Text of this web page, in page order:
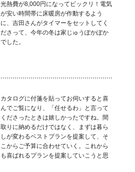
光熱費が8,000円になってビックリ！電気
が安い時間帯に床暖房が作動するよう
に、吉田さんがタイマーをセットしてく
ださって、今年の冬は家じゅうぽかぽか
でした。
カタログに付箋を貼ってお伺いすると喜
んでご覧になり、「任せるわ」と言って
くださったときは嬉しかったですね。間
取りに納めるだけではなく、まずは暮ら
しが変わるベストプランを提案して、そ
こからご予算に合わせていく。これから
も喜ばれるプランを提案していこうと思